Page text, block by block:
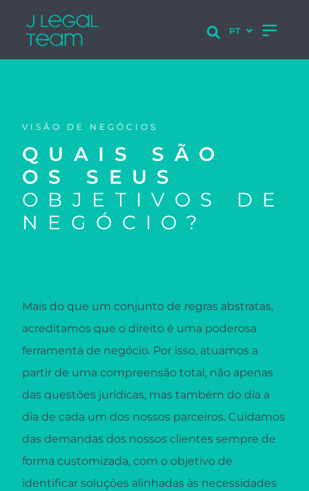
VISÃO DE NEGÓCIOS
QUAIS SÃO
OS SEUS
OBJETIVOS DE
NEGÓCIO?
Mais do que um conjunto de regras abstratas,
acreditamos que o direito é uma poderosa
ferramenta de negócio. Por isso, atuamos a
partir de uma compreensão total, não apenas
das questões jurídicas, mas também do dia a
dia de cada um dos nossos parceiros. Cuidamos
das demandas dos nossos clientes sempre de
forma customizada, com o objetivo de
identificar soluções alinhadas às necessidades